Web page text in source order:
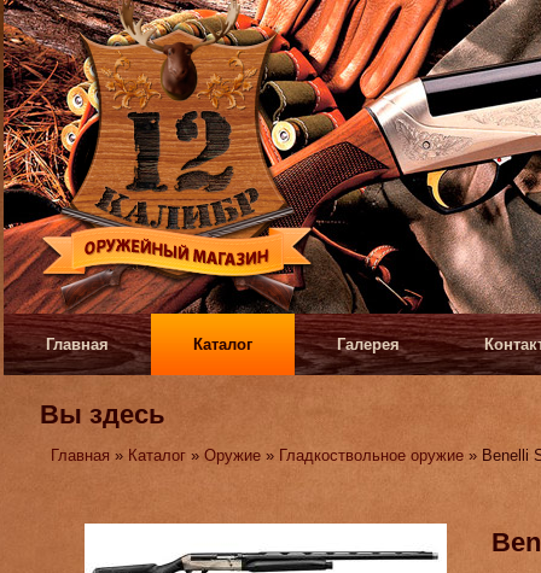
Главная Каталог Галерея
Вы здесь
Главная » Каталог »Оружие » Гладкоствольное оружие » Benelli